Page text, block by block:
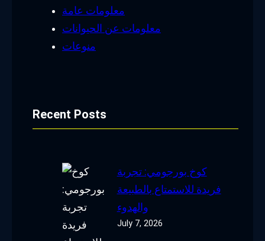
معلومات عامة
معلومات عن الحيوانات
منوعات
Recent Posts
كوخ بورجومي: تجربة
فريدة للاستمتاع بالطبيعة
والهدوء
July 7, 2026